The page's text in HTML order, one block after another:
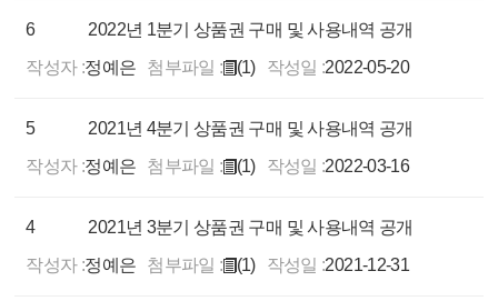
6
2022년 1분기 상품권 구매 및 사용내역 공개
작성자 :정예은 첨부파일 : (1) 작성일 :2022-05-20
5
2021년 4분기 상품권 구매 및 사용내역 공개
작성자 :정예은 첨부파일 : (1) 작성일 :2022-03-16
4
2021년 3분기 상품권 구매 및 사용내역 공개
작성자 :정예은 첨부파일 : (1) 작성일 :2021-12-31